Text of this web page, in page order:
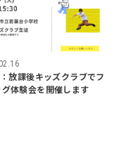
放課後キッズクラブでフ
グ体験会を開催します